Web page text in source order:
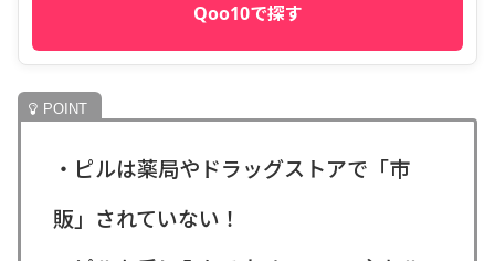
Qoo10で探す
・ピルは薬局やドラッグストアで「市
販」されていない！